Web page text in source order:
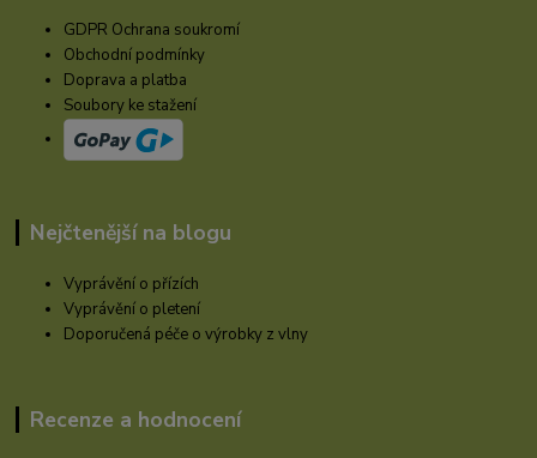
GDPR Ochrana soukromí
Obchodní podmínky
Doprava a platba
Soubory ke stažení
Nejčtenější na blogu
Vyprávění o přízích
Vyprávění o pletení
Doporučená péče o výrobky z vlny
Recenze a hodnocení